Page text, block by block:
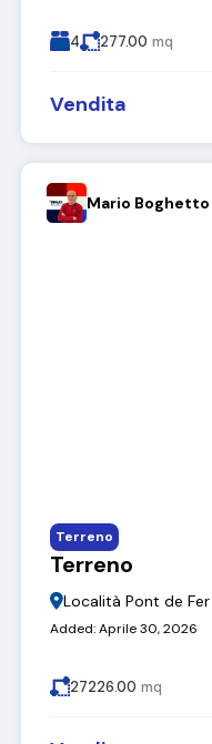
4 277.00 mq
Vendita
Mario Boghetto
Terreno
Località Pont de
Added:Aprile 30, 2026
Terreno
27226.00 mq